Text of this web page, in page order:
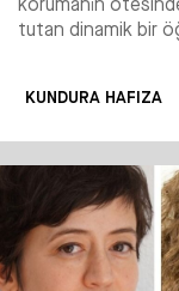
tutan dinamik bir
KUNDURA HAFIZA